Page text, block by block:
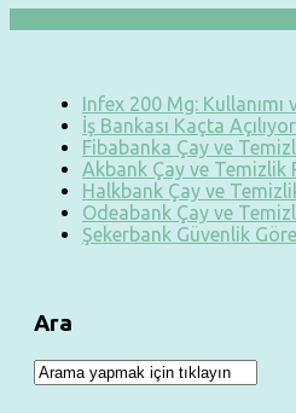
Infex 200 Mg: Kullanımı
İş Bankası Kaçta
Fibabanka Çay ve
Akbank Çay ve Temizlik
Halkbank Çay ve
Odeabank Çay ve
Şekerbank Güvenlik
Ara